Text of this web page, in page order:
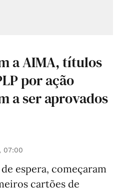
a AIMA, títulos
por ação
a ser aprovados
07:00
espera, começaram
cartões de